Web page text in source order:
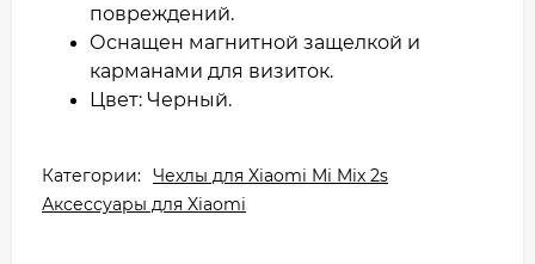
повреждений.
Оснащен магнитной защелкой и
карманами для визиток.
Цвет: Черный.
Категории: Чехлы для Xiaomi Mi Mix 2s
Аксессуары для Xiaomi